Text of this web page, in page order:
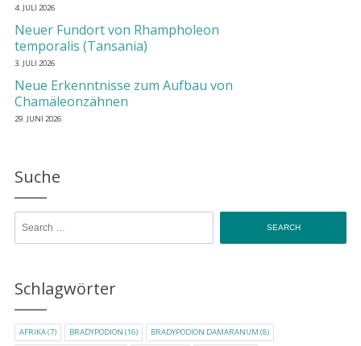
4. JULI 2026
Neuer Fundort von Rhampholeon
temporalis (Tansania)
3. JULI 2026
Neue Erkenntnisse zum Aufbau von
Chamäleonzähnen
29. JUNI 2026
Suche
Schlagwörter
AFRIKA(7) BRADYPODION (16) BRADYPODION DAMARANUM (8)